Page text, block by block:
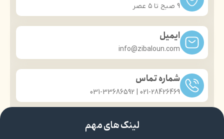
9 صبح تا ۵ عصر
ایمیل
info@zibaloun.com
شماره تماس
021-28426469 | 031-33686592
لینک های مهم